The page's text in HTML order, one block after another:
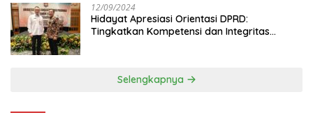
12/09/2024
Hidayat Apresiasi Orientasi DPRD:
Tingkatkan Kompetensi dan Integritas
Selengkapnya